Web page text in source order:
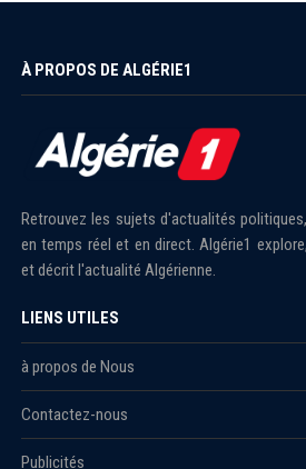
À PROPOS DE ALGÉRIE1
Retrouvez les sujets d'actualités
en temps réel et en direct. Algérie1
et décrit l'actualité Algérienne.
LIENS UTILES
à propos de Nous
Contactez-nous
Publicités